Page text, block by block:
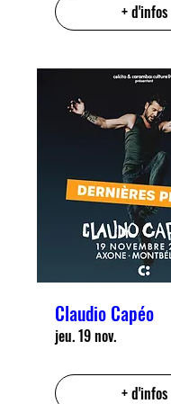
+ d'infos
Claudio Capéo
jeu. 19 nov.
+ d'infos